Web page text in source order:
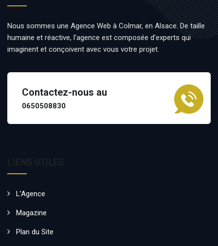
Nous sommes une Agence Web à Colmar, en Alsace. De taille
humaine et réactive, l’agence est composée d’experts qui
imaginent et conçoivent avec vous votre projet.
Contactez-nous au
0650508830
L’Agence
Magazine
Plan du Site